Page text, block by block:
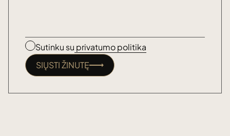
Sutinku su privatumo politika
SIŲSTI ŽINUTĘ